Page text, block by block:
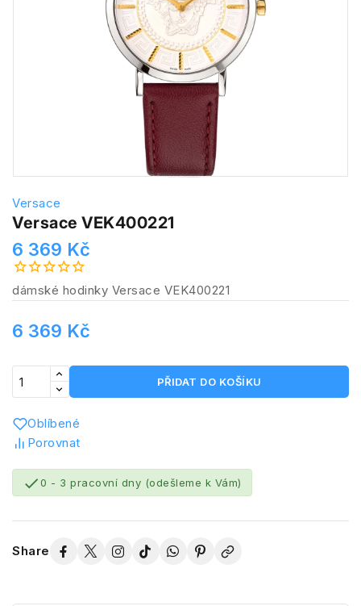
Versace
Versace VEK400221
6 369 Kč
dámské hodinky Versace VEK400221
6 369 Kč
PŘIDAT DO KOŠÍKU
Oblíbené
Porovnat
0 - 3 pracovní dny (odešleme k Vám)
Share